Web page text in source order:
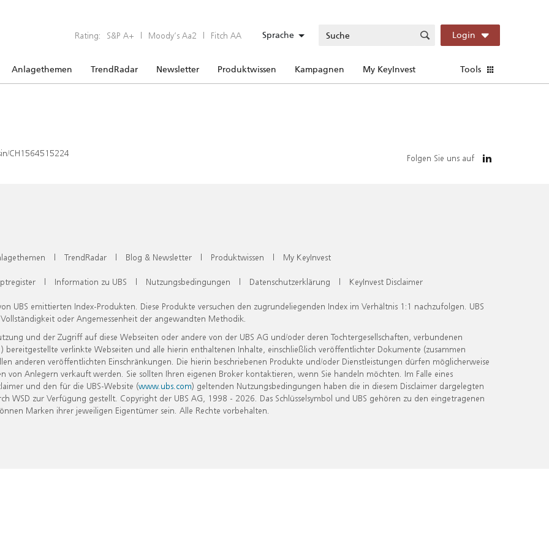
Rating: S&P A+ | Moody’s Aa2 | Fitch AA Sprache Login
Anlagethemen TrendRadar Newsletter Produktwissen Kampagnen My KeyInvest Tools
CH1564515224 Folgen Sie uns auf
| TrendRadar | Blog & Newsletter | Produktwissen | My KeyInvest
| Information zu UBS | Nutzungsbedingungen | Datenschutzerklärung | KeyInvest Disclaimer
UBS emittierten Index-Produkten. Diese Produkte versuchen den zugrundeliegenden Index im Verhältnis 1:1 nachzufolgen. UBS
oder Angemessenheit der angewandten Methodik.
und der Zugriff auf diese Webseiten oder andere von der UBS AG und/oder deren Tochtergesellschaften, verbundenen
verlinkte Webseiten und alle hierin enthaltenen Inhalte, einschließlich veröffentlichter Dokumente (zusammen
anderen veröffentlichten Einschränkungen. Die hierin beschriebenen Produkte und/oder Dienstleistungen dürfen möglicherweise
Anlegern verkauft werden. Sie sollten Ihren eigenen Broker kontaktieren, wenn Sie handeln möchten. Im Falle eines
und den für die UBS-Website (www.ubs.com) geltenden Nutzungsbedingungen haben die in diesem Disclaimer dargelegten
zur Verfügung gestellt. Copyright der UBS AG, 1998 - 2026. Das Schlüsselsymbol und UBS gehören zu den eingetragenen
Marken ihrer jeweiligen Eigentümer sein. Alle Rechte vorbehalten.